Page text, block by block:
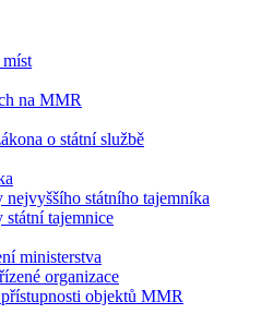
na MMR
o státní službě
nejvyššího státního tajemníka
státní tajemnice
ministerstva
organizace
objektů MMR